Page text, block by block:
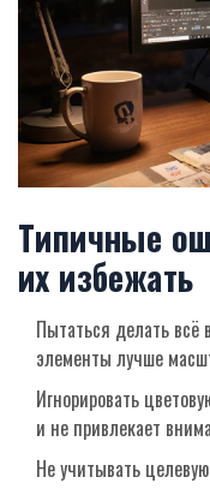
Типичные
их избежать
Пытаться делать всё
элементы лучше
Игнорировать
и не привлекает
Не учитывать